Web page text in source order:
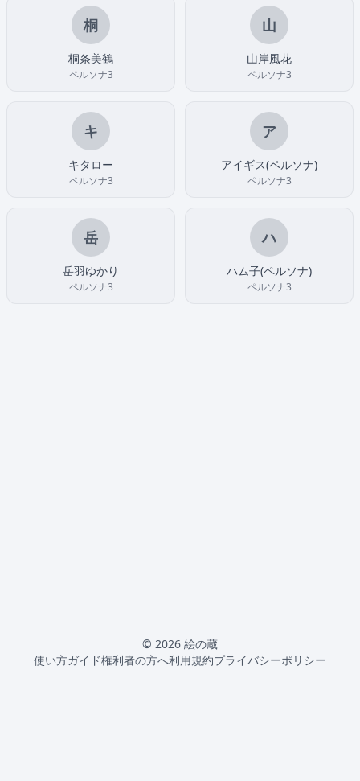
桐
桐条美鶴
ペルソナ3
山
山岸風花
ペルソナ3
キ
キタロー
ペルソナ3
ア
アイギス(ペルソナ)
ペルソナ3
岳
岳羽ゆかり
ペルソナ3
ハ
ハム子(ペルソナ)
ペルソナ3
© 2026 絵の蔵
使い方ガイド権利者の方へ利用規約プライバシーポリシー